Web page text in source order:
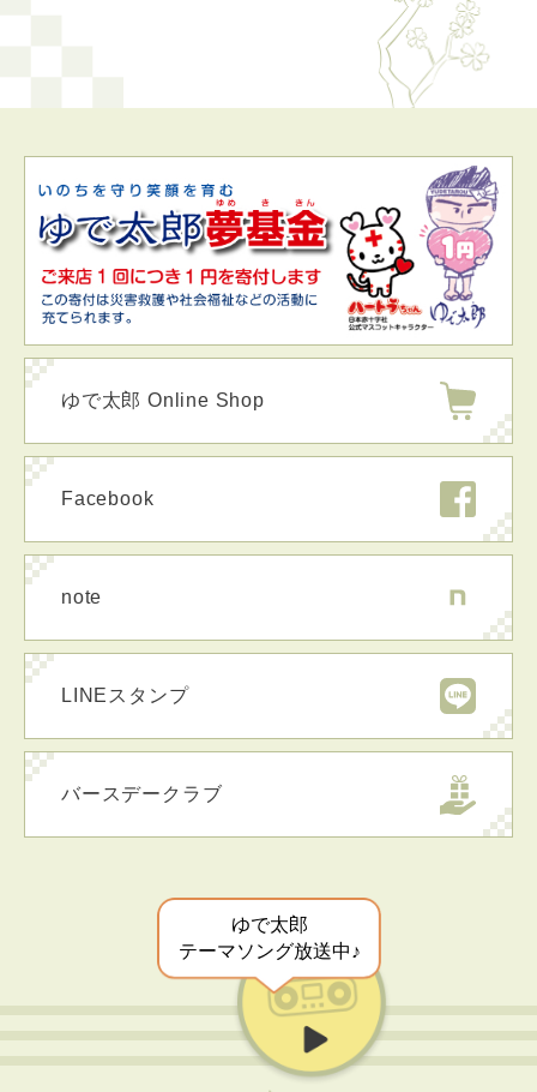
ゆで太郎 Online Shop
Facebook
note
LINEスタンプ
バースデークラブ
ゆで太郎
テーマソング放送中♪